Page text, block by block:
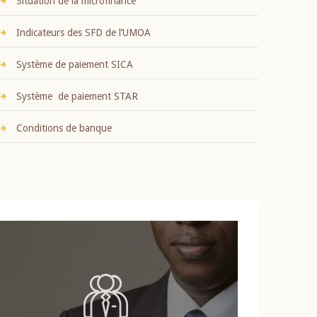
Indicateurs des SFD de l’UMOA
Système de paiement SICA
Système de paiement STAR
Conditions de banque